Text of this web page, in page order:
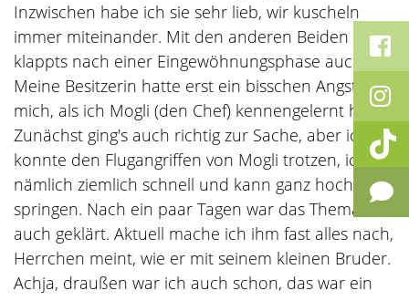
Inzwischen habe ich sie sehr lieb, wir kuscheln
immer miteinander. Mit den anderen Beiden
klappts nach einer Eingewöhnungsphase auch gut.
Meine Besitzerin hatte erst ein bisschen Angst um
mich, als ich Mogli (den Chef) kennengelernt habe.
Zunächst ging's auch richtig zur Sache, aber ich
konnte den Flugangriffen von Mogli trotzen, ich bin
nämlich ziemlich schnell und kann ganz hoch
springen. Nach ein paar Tagen war das Thema
auch geklärt. Aktuell mache ich ihm fast alles nach,
Herrchen meint, wie er mit seinem kleinen Bruder.
Achja, draußen war ich auch schon, das war ein